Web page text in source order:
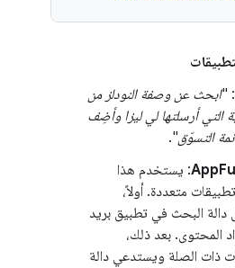
: "ابحث عن وصفة النودلز من
التي أرسلتها لي ليزا وأضِف
التسوّق".
: يستخدم هذا
متعددة. أولاً،
البحث في تطبيق بريد
المحتوى. بعد ذلك،
ذات الصلة ويستدعي دالة